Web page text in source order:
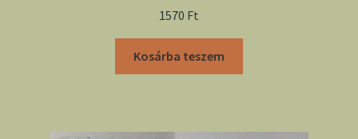
1570 Ft
Kosárba teszem